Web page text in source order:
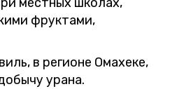
фруктами,
в регионе Омахеке,
урана.